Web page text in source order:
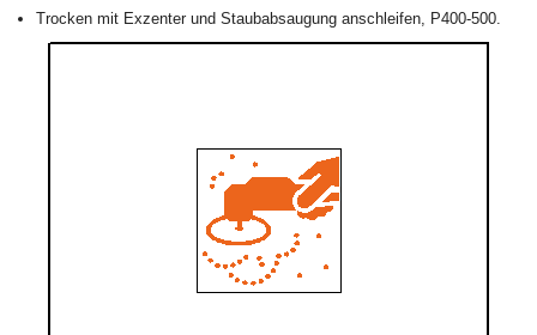
Trocken mit Exzenter und Staubabsaugung anschleifen, P400-500.